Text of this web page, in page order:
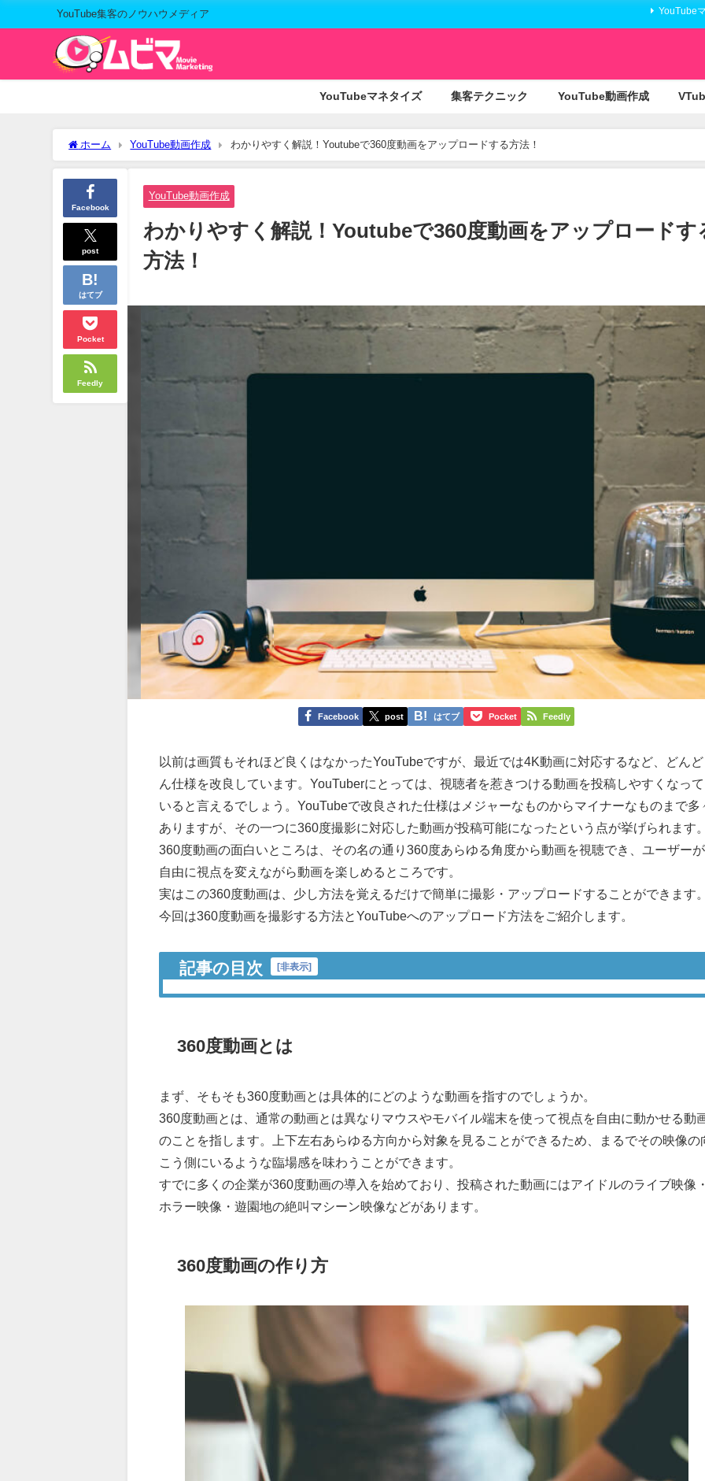
YouTube集客のノウハウメディア YouTube
YouTubeマネタイズ 集客テクニック YouTube動画作成
ホーム YouTube動画作成 わかりやすく解説！Youtubeで360度動画をアップロードする方法！
Facebook
post
はてブ
Pocket
Feedly
YouTube動画作成
わかりやすく解説！Youtubeで360度動画をアップロードす
方法！
Facebook post はてブ Pocket Feedly
以前は画質もそれほど良くはなかったYouTubeですが、最近では4K動画に対応するなど、どんど
ん仕様を改良しています。YouTuberにとっては、視聴者を惹きつける動画を投稿しやすくなって
いると言えるでしょう。YouTubeで改良された仕様はメジャーなものからマイナーなものまで多
ありますが、その一つに360度撮影に対応した動画が投稿可能になったという点が挙げられます
360度動画の面白いところは、その名の通り360度あらゆる角度から動画を視聴でき、ユーザーが
自由に視点を変えながら動画を楽しめるところです。
実はこの360度動画は、少し方法を覚えるだけで簡単に撮影・アップロードすることができます
今回は360度動画を撮影する方法とYouTubeへのアップロード方法をご紹介します。
記事の目次 [非表示]
360度動画とは
まず、そもそも360度動画とは具体的にどのような動画を指すのでしょうか。
360度動画とは、通常の動画とは異なりマウスやモバイル端末を使って視点を自由に動かせる動
のことを指します。上下左右あらゆる方向から対象を見ることができるため、まるでその映像の
こう側にいるような臨場感を味わうことができます。
すでに多くの企業が360度動画の導入を始めており、投稿された動画にはアイドルのライブ映像
ホラー映像・遊園地の絶叫マシーン映像などがあります。
360度動画の作り方